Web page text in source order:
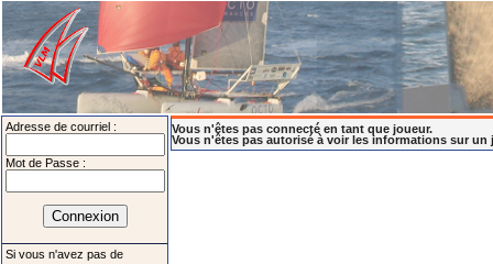
Adresse de courriel :
Mot de Passe :
Si vous n'avez pas de
Vous n'êtes pas connecté en tant que joueur.
Vous n'êtes pas autorisé à voir les informations sur un